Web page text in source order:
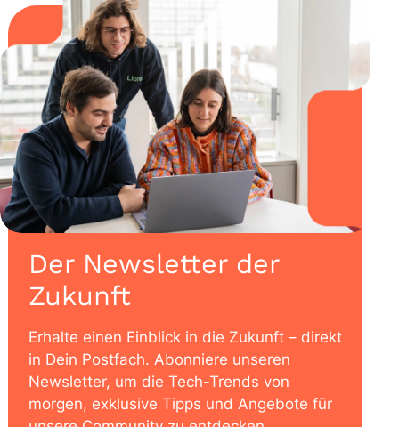
Der Newsletter der
Zukunft
Erhalte einen Einblick in die Zukunft – direkt
in Dein Postfach. Abonniere unseren
Newsletter, um die Tech-Trends von
morgen, exklusive Tipps und Angebote für